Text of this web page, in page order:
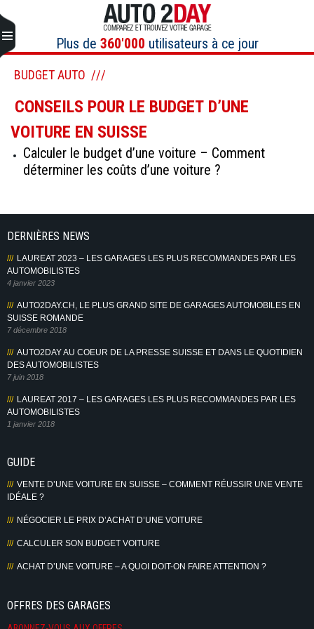
au
contenu
Plus de 360'000 utilisateurs à ce jour
BUDGET AUTO
CONSEILS POUR LE BUDGET D’UNE
VOITURE EN SUISSE
Calculer le budget d’une voiture – Comment
déterminer les coûts d’une voiture ?
DERNIÈRES NEWS
LAUREAT 2023 – LES GARAGES LES PLUS RECOMMANDES PAR LES
AUTOMOBILISTES
4 janvier 2023
AUTO2DAY.CH, LE PLUS GRAND SITE DE GARAGES AUTOMOBILES EN
SUISSE ROMANDE
7 décembre 2018
AUTO2DAY AU COEUR DE LA PRESSE SUISSE ET DANS LE QUOTIDIEN
DES AUTOMOBILISTES
7 juin 2018
LAUREAT 2017 – LES GARAGES LES PLUS RECOMMANDES PAR LES
AUTOMOBILISTES
1 janvier 2018
GUIDE
VENTE D’UNE VOITURE EN SUISSE – COMMENT RÉUSSIR UNE VENTE
IDÉALE ?
NÉGOCIER LE PRIX D’ACHAT D’UNE VOITURE
CALCULER SON BUDGET VOITURE
ACHAT D’UNE VOITURE – A QUOI DOIT-ON FAIRE ATTENTION ?
OFFRES DES GARAGES